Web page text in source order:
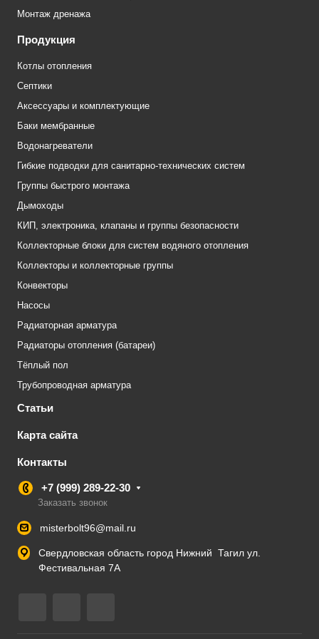
Монтаж дренажа
Продукция
Котлы отопления
Септики
Аксессуары и комплектующие
Баки мембранные
Водонагреватели
Гибкие подводки для санитарно-технических систем
Группы быстрого монтажа
Дымоходы
КИП, электроника, клапаны и группы безопасности
Коллекторные блоки для систем водяного отопления
Коллекторы и коллекторные группы
Конвекторы
Насосы
Радиаторная арматура
Радиаторы отопления (батареи)
Тёплый пол
Трубопроводная арматура
Статьи
Карта сайта
Контакты
+7 (999) 289-22-30
Заказать звонок
misterbolt96@mail.ru
Свердловская область город Нижний Тагил ул.
Фестивальная 7А